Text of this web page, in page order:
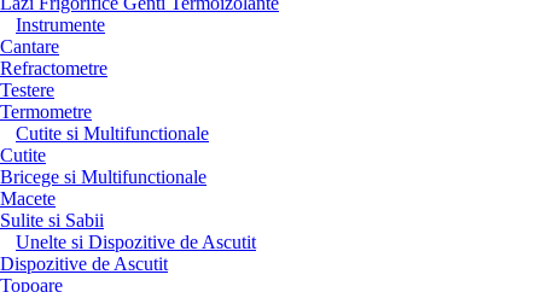
Instrumente
Cantare
Refractometre
Testere
Termometre
Cutite si Multifunctionale
Cutite
Bricege si Multifunctionale
Macete
Sulite si Sabii
Unelte si Dispozitive de Ascutit
Dispozitive de Ascutit
Topoare